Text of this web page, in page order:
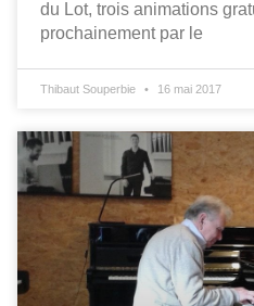
du Lot, trois animations
prochainement par le
Thibaut Souperbie 16 mai 2017